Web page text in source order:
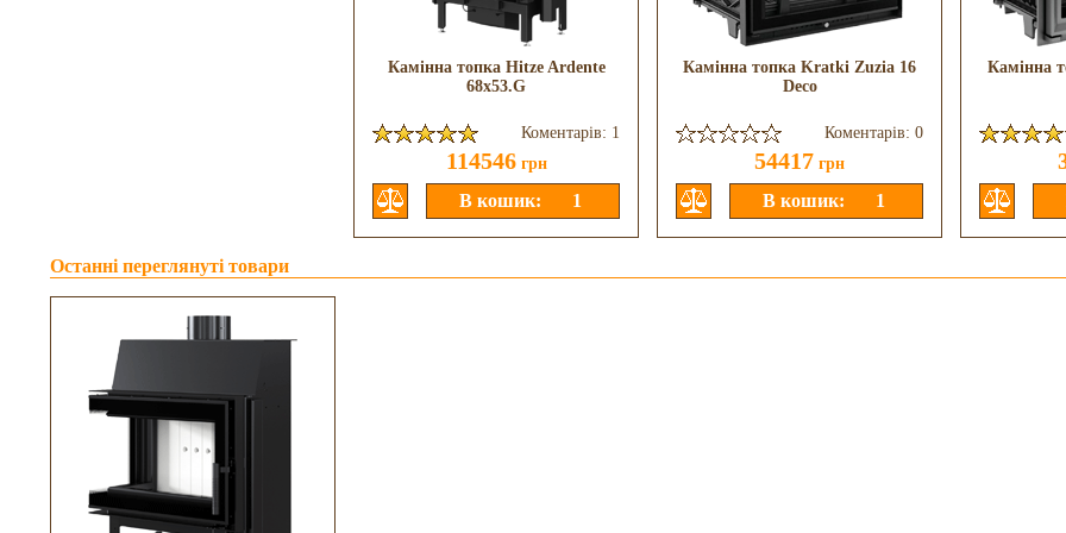
Камінна топка Hitze Ardente
68x53.G
Коментарів: 1
114546грн
Камінна топка Kratki Zuzia 16
Deco
Коментарів: 0
54417 грн
Камінна
Останні переглянуті товари